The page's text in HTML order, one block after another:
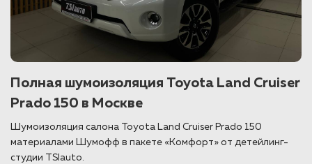
Полная шумоизоляция Toyota Land Cruiser
Prado 150 в Москве
Шумоизоляция салона Toyota Land Cruiser Prado 150
материалами Шумофф в пакете «Комфорт» от детейлинг-
студии TSIauto.